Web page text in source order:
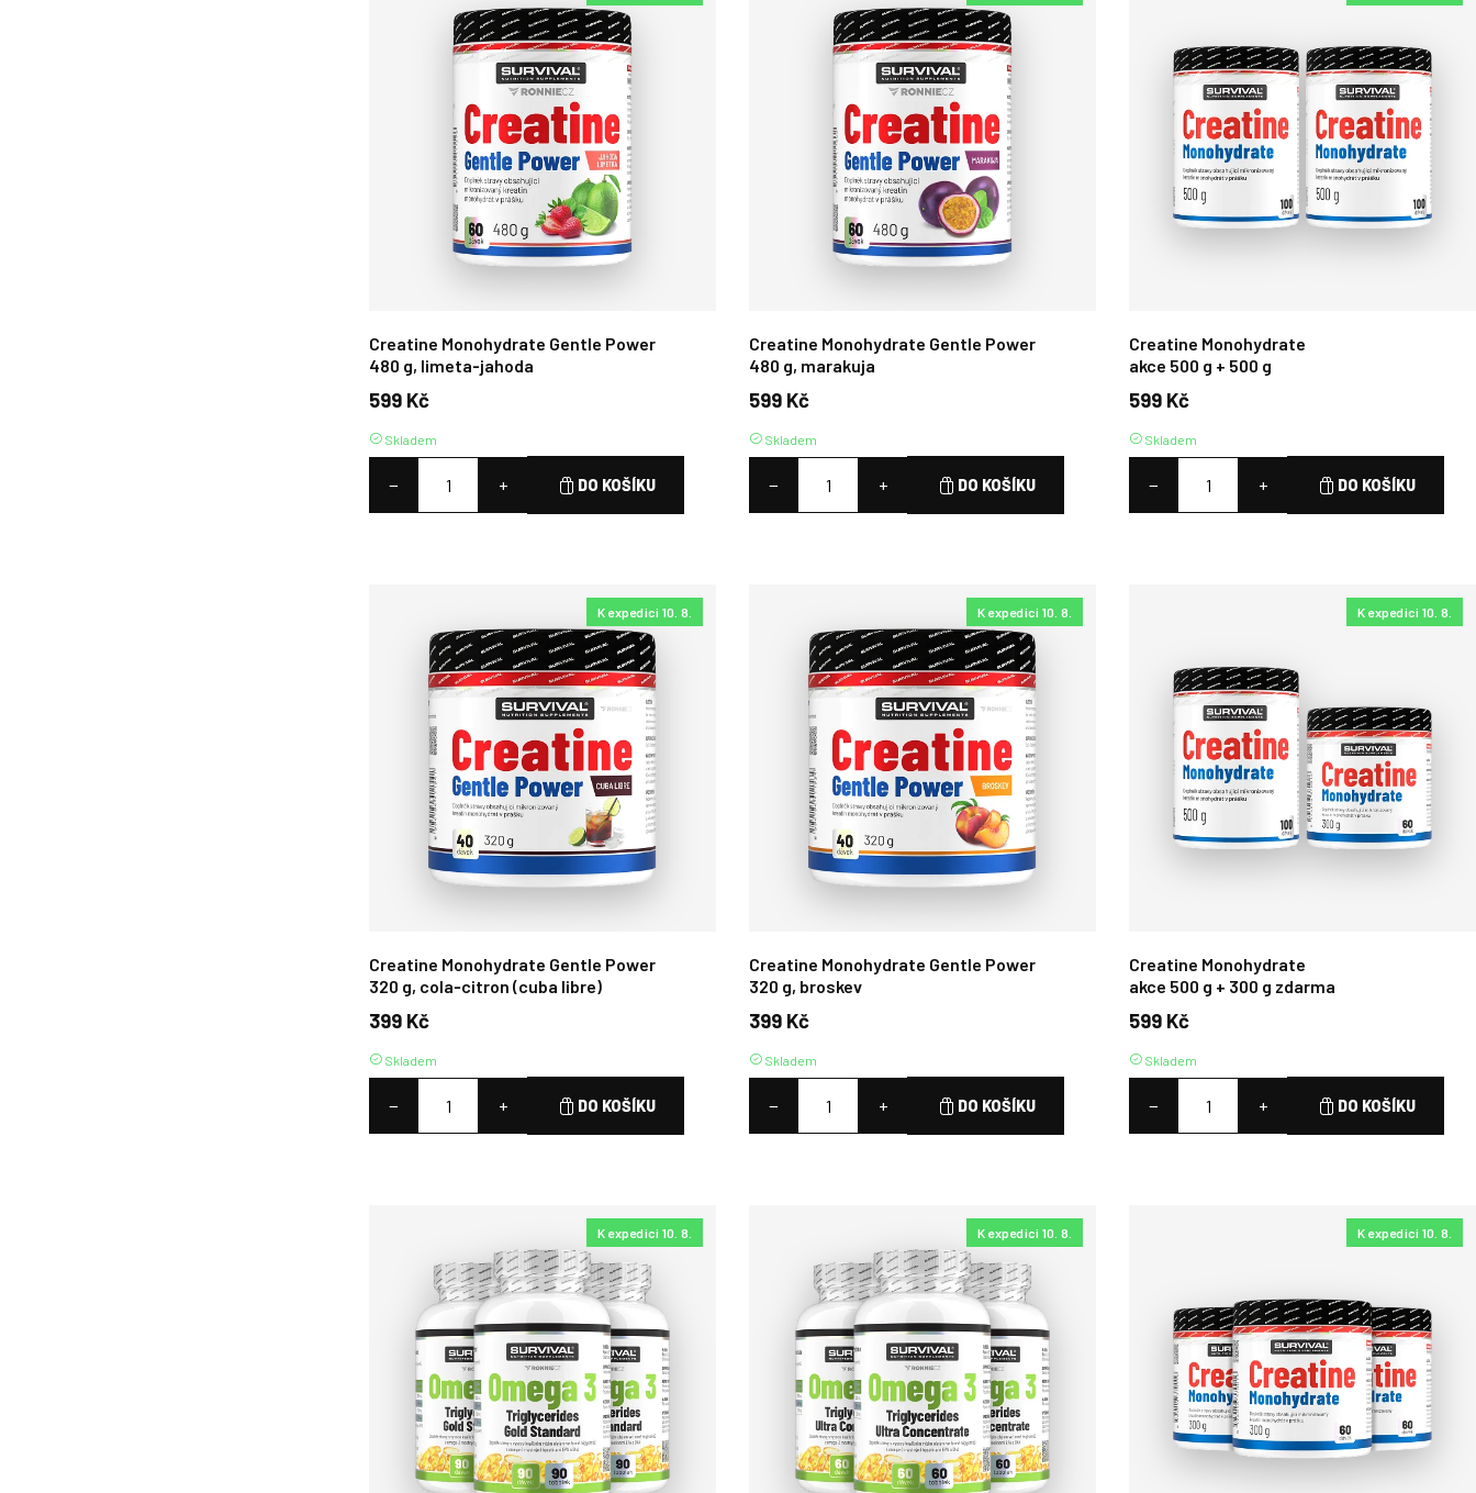
Creatine Monohydrate Gentle Power
480 g, limeta‑jahoda
599 Kč
Skladem
− + DO KOŠÍKU
Creatine Monohydrate Gentle Power
480 g, marakuja
599 Kč
Skladem
− + DO KOŠÍKU
Creatine Monohydrate
akce 500 g + 500 g
599 Kč
Skladem
− + DO KOŠÍKU
K expedici 10. 8.
Creatine Monohydrate Gentle Power
320 g, cola‑citron (cuba libre)
399 Kč
Skladem
− + DO KOŠÍKU
K expedici 10. 8.
Creatine Monohydrate Gentle Power
320 g, broskev
399 Kč
Skladem
− + DO KOŠÍKU
K expedici 10. 8.
Creatine Monohydrate
akce 500 g + 300 g zdarma
599 Kč
Skladem
− + DO KOŠÍKU
K expedici 10. 8. K expedici 10. 8. K expedici 10. 8.